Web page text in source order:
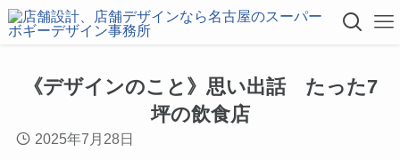
《デザインのこと》思い出話 たった7
坪の飲食店
2025年7月28日